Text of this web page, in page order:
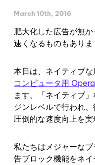
March 10th, 2016
肥大化した広告が無
速くなるものもありま
本日は、ネイティブ
コンピュータ用
ます。「ネイティブ
ジンレベルで行われ
圧倒的な速度向上を実
私たちはメジャーな
告ブロック機能をネ